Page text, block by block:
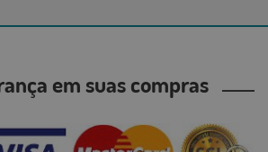
em suas compras